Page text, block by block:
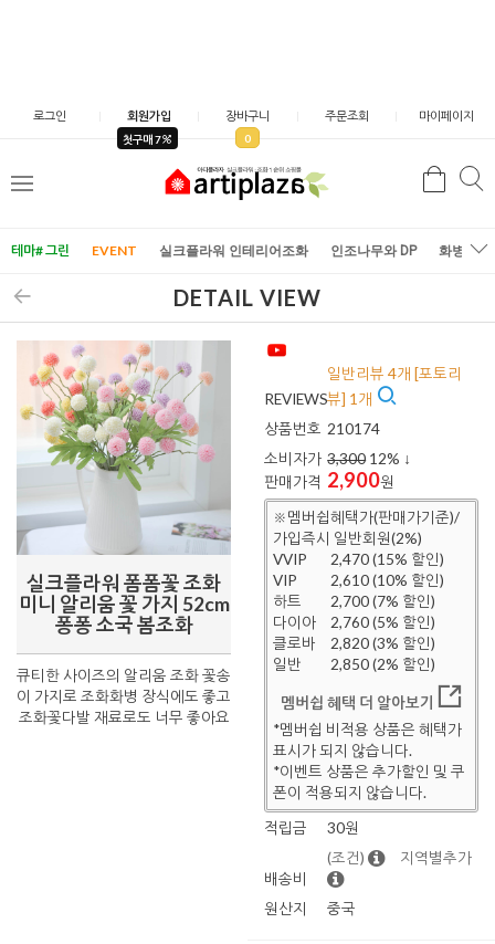
로그인 회원가입
첫구매 7
장바구니
0
주문조회 마이페이지
메
검
테마# 그린 EVENT 실크플라워 인테리어조화 인조나무와 DP 화병/화
DETAIL VIEW
실크플라워 폼폼꽃 조화
미니 알리움 꽃 가지 52cm
퐁퐁 소국 봄조화
큐티한 사이즈의 알리움 조화 꽃송
이 가지로 조화화병 장식에도 좋고
조화꽃다발 재료로도 너무 좋아요
REVIEWS
일반리뷰 4개 [포토리
뷰] 1개
상품번호 210174
소비자가 3,300 12% ↓
판매가격 2,900원
※멤버쉽혜택가(판매가기준)/
가입즉시 일반회원(2%)
VVIP
2,470 (15% 할인)
VIP
2,610 (10% 할인)
하트
2,700 (7% 할인)
다이아
2,760 (5% 할인)
클로바
2,820 (3% 할인)
일반
2,850 (2% 할인)
멤버쉽 혜택 더 알아보기
*멤버쉽 비적용 상품은 혜택가
표시가 되지 않습니다.
*이벤트 상품은 추가할인 및 쿠
폰이 적용되지 않습니다.
적립금
30원
배송비
(조건) 지역별추가
원산지 중국